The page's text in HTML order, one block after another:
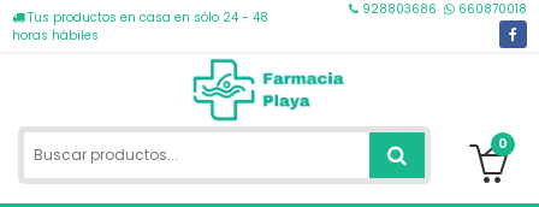
Tus productos en casa en sólo 24 - 48
horas hábiles
928803686 660870018
0